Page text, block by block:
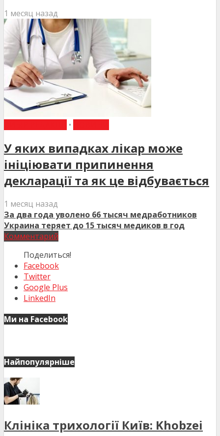
1 месяц назад
•
У яких випадках лікар може
ініціювати припинення
декларації та як це відбувається
1 месяц назад
За два года уволено 66 тысяч медработников
Украина теряет до 15 тысяч медиков в год
Комментарий
Поделиться!
Facebook
Twitter
Google Plus
LinkedIn
Ми на Facebook
Найпопулярніше
Клініка трихології Київ: Khobzei